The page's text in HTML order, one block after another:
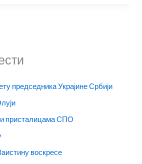
председника Украјине Србији
присталицама СПО
воскресе